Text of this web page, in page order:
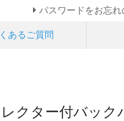
パスワードをお忘れ
あるご質問
レクター付バッ